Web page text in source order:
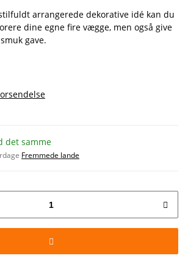
arrangerede dekorative idé kan du
dine egne fire vægge, men også give
gave.
det samme
Fremmede lande